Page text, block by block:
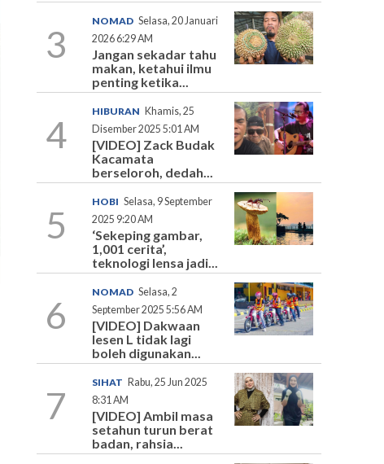
3
NOMAD Selasa, 20 Januari
2026 6:29 AM
Jangan sekadar tahu
makan, ketahui ilmu
penting ketika...
4
HIBURAN Khamis, 25
Disember 2025 5:01 AM
[VIDEO] Zack Budak
Kacamata
berseloroh, dedah...
5
HOBI Selasa, 9 September
2025 9:20 AM
‘Sekeping gambar,
1,001 cerita’,
teknologi lensa jadi...
6
NOMAD Selasa, 2
September 2025 5:56 AM
[VIDEO] Dakwaan
lesen L tidak lagi
boleh digunakan...
7
SIHAT Rabu, 25 Jun 2025
8:31 AM
[VIDEO] Ambil masa
setahun turun berat
badan, rahsia...